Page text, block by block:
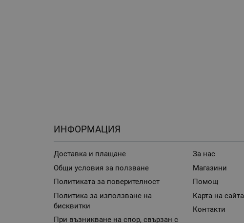
ИНФОРМАЦИЯ
Доставка и плащане
Общи условия за ползване
Политиката за поверителност
Политика за използване на
бисквитки
При възникване на спор, свързан с
За нас
Магазини
Помощ
Карта на сайта
Контакти